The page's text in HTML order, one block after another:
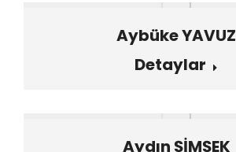
Aybüke YAVUZ
Detaylar
Aydın ŞİMŞEK